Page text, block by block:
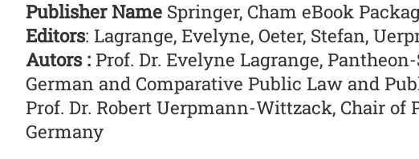
Publisher Name Springer, Cham eBook
Editors: Lagrange, Evelyne, Oeter, Stefan,
Autors : Prof. Dr. Evelyne Lagrange,
German and Comparative Public Law and
Prof. Dr. Robert Uerpmann-Wittzack, Chair
Germany